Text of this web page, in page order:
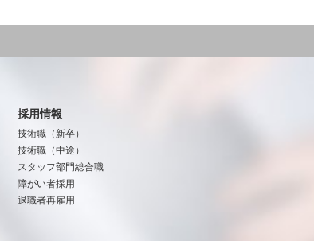
採用情報
技術職（新卒）
技術職（中途）
スタッフ部門総合職
障がい者採用
退職者再雇用